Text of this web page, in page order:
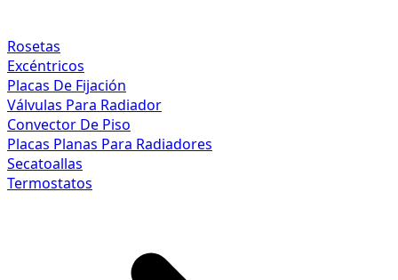
Rosetas
Excéntricos
Placas De Fijación
Válvulas Para Radiador
Convector De Piso
Placas Planas Para Radiadores
Secatoallas
Termostatos